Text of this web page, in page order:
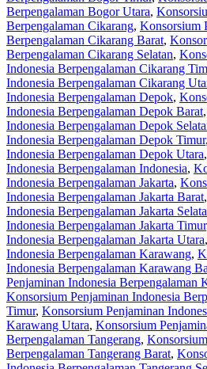
Berpengalaman Bogor Utara,
Berpengalaman Cikarang, Konsorsium
Berpengalaman Cikarang Barat,
Berpengalaman Cikarang Selatan,
Indonesia Berpengalaman Cikarang
Indonesia Berpengalaman Cikarang
Indonesia Berpengalaman Depok,
Indonesia Berpengalaman Depok Barat,
Indonesia Berpengalaman Depok
Indonesia Berpengalaman Depok Timur,
Indonesia Berpengalaman Depok Utara,
Indonesia Berpengalaman Indonesia,
Indonesia Berpengalaman Jakarta,
Indonesia Berpengalaman Jakarta Barat,
Indonesia Berpengalaman Jakarta
Indonesia Berpengalaman Jakarta Timur
Indonesia Berpengalaman Jakarta Utara,
Indonesia Berpengalaman Karawang,
Indonesia Berpengalaman Karawang
Penjaminan Indonesia Berpengalaman
Konsorsium Penjaminan Indonesia
Timur, Konsorsium Penjaminan
Karawang Utara, Konsorsium
Berpengalaman Tangerang,
Berpengalaman Tangerang Barat,